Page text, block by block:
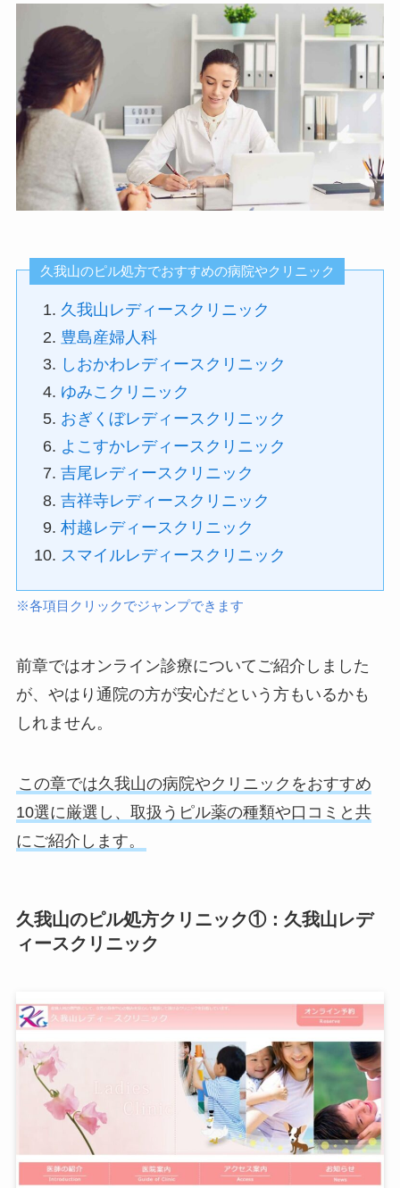
久我山のピル処方でおすすめの病院やクリニック
久我山レディースクリニック
豊島産婦人科
しおかわレディースクリニック
ゆみこクリニック
おぎくぼレディースクリニック
よこすかレディースクリニック
吉尾レディースクリニック
吉祥寺レディースクリニック
村越レディースクリニック
スマイルレディースクリニック
※各項目クリックでジャンプできます
前章ではオンライン診療についてご紹介しました
が、やはり通院の方が安心だという方もいるかも
しれません。
この章では久我山の病院やクリニックをおすすめ
10選に厳選し、取扱うピル薬の種類や口コミと共
にご紹介します。
久我山のピル処方クリニック①：久我山レデ
ィースクリニック